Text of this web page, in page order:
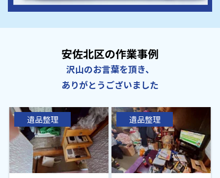
安佐北区の作業事例
沢山のお言葉を頂き、
ありがとうございました
遺品整理 遺品整理